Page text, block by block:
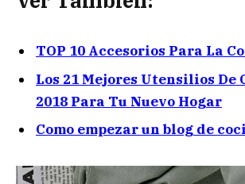
TOP 10 Accesorios Para La
Los 21 Mejores Utensilios De
2018 Para Tu Nuevo Hogar
Como empezar un blog de